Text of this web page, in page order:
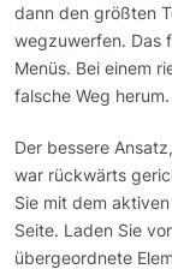
dann den größten
wegzuwerfen. Das
Menüs. Bei einem
falsche Weg herum.
Der bessere
war rückwärts
Sie mit dem
Seite. Laden Sie
übergeordnete